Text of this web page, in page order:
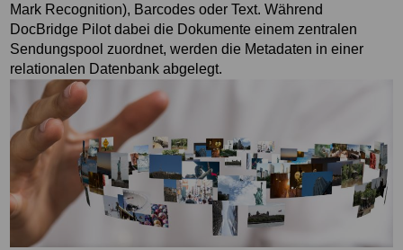
Mark Recognition), Barcodes oder Text. Während
DocBridge Pilot dabei die Dokumente einem zentralen
Sendungspool zuordnet, werden die Metadaten in einer
relationalen Datenbank abgelegt.